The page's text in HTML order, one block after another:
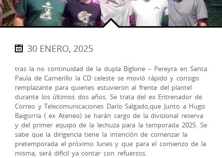
30 ENERO, 2025
tras la no continuidad de la dupla Biglone – Pereyra en Santa
Paula de Carnerillo la CD celeste se movió rápido y consigo
remplazante para quienes estuvieron al frente del plantel
durante los últimos dos años. Se trata del ex Entrenador de
Correo y Telecomunicaciones Darío Salgado,que Junto a Hugo
Baigorria ( ex Ateneo) se harán cargo de la divisional reserva
y del primer equipo de la lechuza para la temporada 2025. Se
sabe que la dirigencia tiene la intención de comenzar la
pretemporada el próximo lunes y que para el comienzo de la
misma, será difícil ya contar con refuerzos.